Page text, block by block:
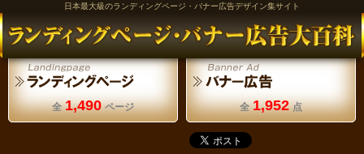
日本最大級のランディングページ・バナー広告デザイン集サイト
全 1,490 ページ 全 1,952 点